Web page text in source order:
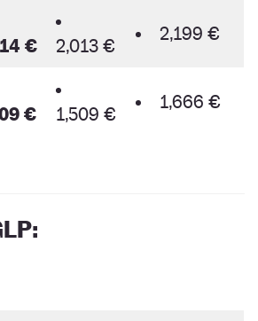
€ 2,013 €
2,199 €
€ 1,509 €
1,666 €